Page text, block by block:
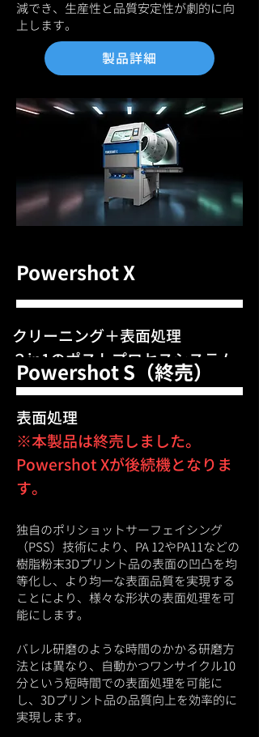
げ工程です。特に日本では、最後の仕
上げ工程を手作業で行わないと製品と
して成り立たないという認識が依然と
して強く、そのため3Dプリンタの活用
は試作品の製作に留まり、実製品への
応用は難しいと考えられてきました
DyeMansionはそれら認識を覆し、表
面処理や染色などの仕上げ工程を高度
に自動化するソ リューションを提供し
ています。
日本が抱える現在の3Dプリンティング
の課題と、DyeMansionを製造プロセ
なAMの可能性についての
でダウンロードいただけます
一度ください。
資料ダウンロードはこちら
減でき、生産性と品質安定性が劇的に向
上します。
製品詳細
Powershot X
クリーニング＋​表面処理
​２in1のポストプロセスシステム
DyeMansionの新商品Powershot Xは、
PBFによる樹脂3Dプリントパーツの粉末
除去から表面仕上げまで1台で対応できる
次世代の非研磨型のブラストシステムで
す。効率的な作業を実現しつつ、高品質
な仕上がりを提供する設計で、さまざま
な製造現場のニーズに応えます。
Powershot CやPowershot S同様10分〜15
分程度で粉除去から表面処理まで完了し
ます。
Powershot S（終売）
​表面処理
​※本製品は終売しました。
Powershot Xが後続機となりま
す。
独自のポリショットサーフェイシング
（PSS）技術により、PA 12やPA11などの
樹脂粉末3Dプリント品の表面の凹凸を均
等化し、より均一な表面品質を実現する
ことにより、様々な形状の表面処理を可
能にします。
バレル研磨のような時間のかかる研磨方
法とは異なり、自動かつワンサイクル10
分という短時間での表面処理を可能に
し、3Dプリント品の品質向上を効率的に
実現します。